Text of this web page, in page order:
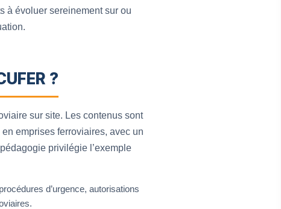
à évoluer sereinement sur ou
?
sur site. Les contenus sont
emprises ferroviaires, avec un
privilégie l’exemple
d’urgence, autorisations